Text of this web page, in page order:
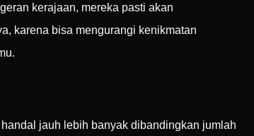
kerajaan, mereka pasti akan
karena bisa mengurangi kenikmatan
jauh lebih banyak dibandingkan jumlah